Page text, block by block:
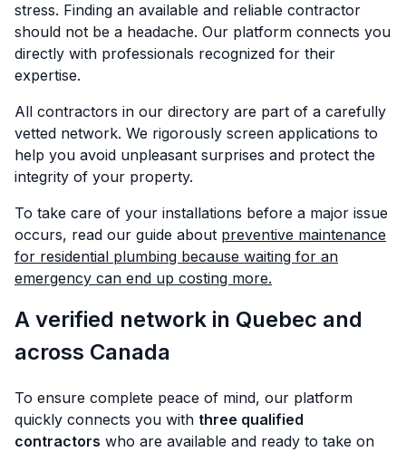
stress. Finding an available and reliable contractor
should not be a headache. Our platform connects you
directly with professionals recognized for their
expertise.
All contractors in our directory are part of a carefully
vetted network. We rigorously screen applications to
help you avoid unpleasant surprises and protect the
integrity of your property.
To take care of your installations before a major issue
occurs, read our guide about preventive maintenance
for residential plumbing because waiting for an
emergency can end up costing more.
A verified network in Quebec and
across Canada
To ensure complete peace of mind, our platform
quickly connects you with three qualified
contractors who are available and ready to take on